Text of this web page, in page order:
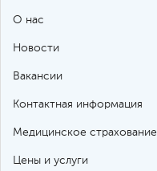
О нас
Новости
Вакансии
Контактная информация
Медицинское страхование
Цены и услуги